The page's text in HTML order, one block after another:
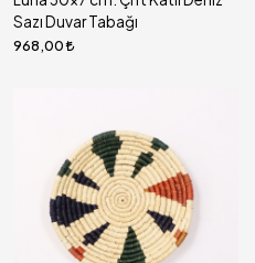
Sazı Duvar Tabağı
968,00